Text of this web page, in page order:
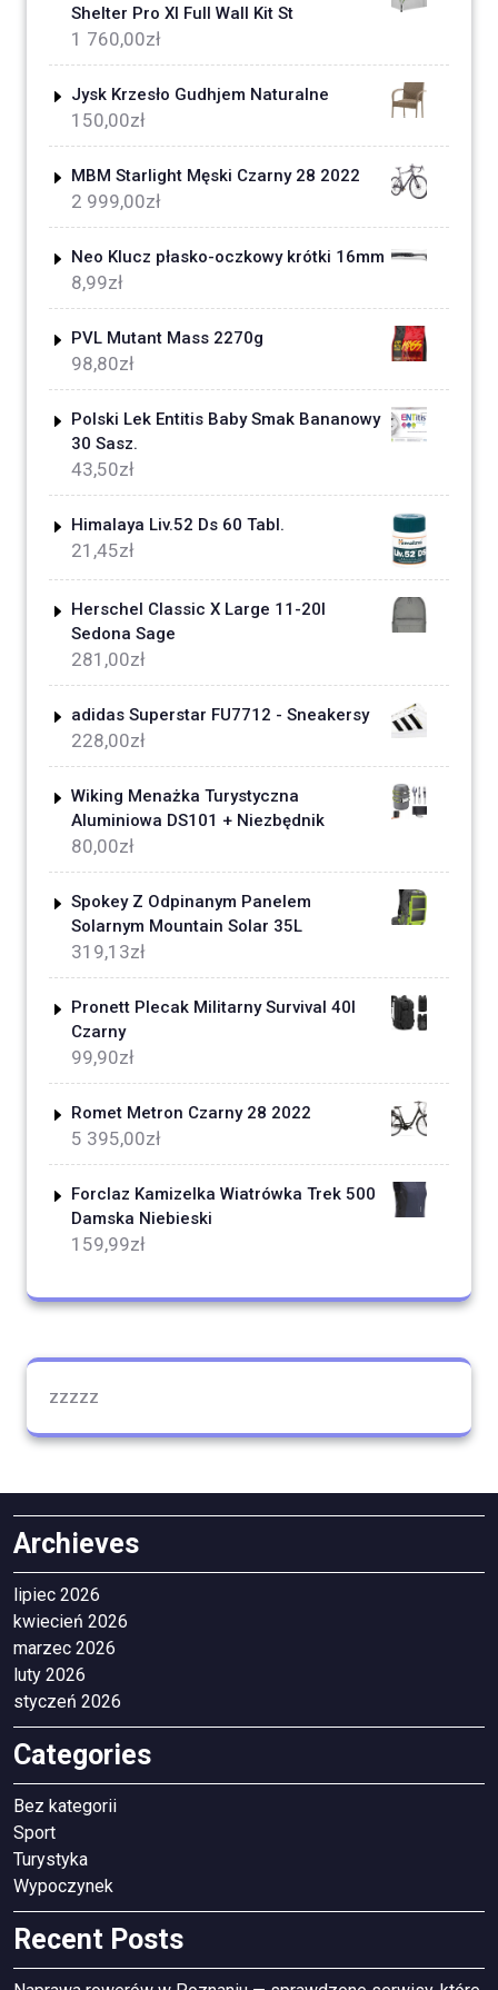
Shelter Pro Xl Full Wall Kit St
1 760,00zł
Jysk Krzesło Gudhjem Naturalne
150,00zł
MBM Starlight Męski Czarny 28 2022
2 999,00zł
Neo Klucz płasko-oczkowy krótki 16mm
8,99zł
PVL Mutant Mass 2270g
98,80zł
Polski Lek Entitis Baby Smak Bananowy
30 Sasz.
43,50zł
Himalaya Liv.52 Ds 60 Tabl.
21,45zł
Herschel Classic X Large 11-20l
Sedona Sage
281,00zł
adidas Superstar FU7712 - Sneakersy
228,00zł
Wiking Menażka Turystyczna
Aluminiowa DS101 + Niezbędnik
80,00zł
Spokey Z Odpinanym Panelem
Solarnym Mountain Solar 35L
319,13zł
Pronett Plecak Militarny Survival 40l
Czarny
99,90zł
Romet Metron Czarny 28 2022
5 395,00zł
Forclaz Kamizelka Wiatrówka Trek 500
Damska Niebieski
159,99zł
zzzzz
Archieves
lipiec 2026
kwiecień 2026
marzec 2026
luty 2026
styczeń 2026
Categories
Bez kategorii
Sport
Turystyka
Wypoczynek
Recent Posts